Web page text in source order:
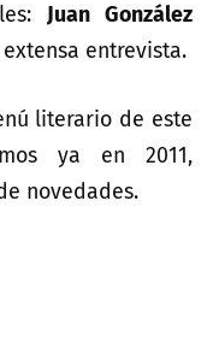
Juan González
entrevista.
literario de este
ya en 2011,
novedades.